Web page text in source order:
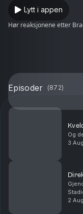
Lytt i appen
Hør reaksjonene etter
Episoder (872)
Og
3 Aug
2 Aug